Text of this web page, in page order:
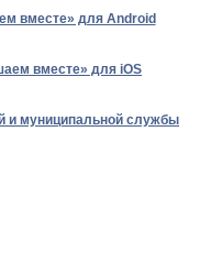
вместе» для Android
вместе» для iOS
и муниципальной службы